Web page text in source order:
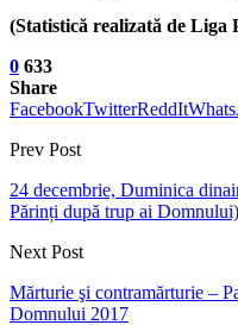
(Statistică realizată de Liga
0 633
Share
FacebookTwitterReddIt
Prev Post
24 decembrie, Duminica
Părinți după trup ai Domnului)
Next Post
Mărturie şi contramărturie –
Domnului 2017